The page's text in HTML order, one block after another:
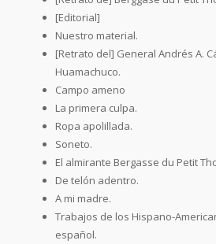
[Editorial]
Nuestro material.
[Retrato del] General Andrés A.
Huamachuco.
Campo ameno
La primera culpa.
Ropa apolillada.
Soneto.
El almirante Bergasse du Petit
De telón adentro.
A mi madre.
Trabajos de los Hispano-
español.